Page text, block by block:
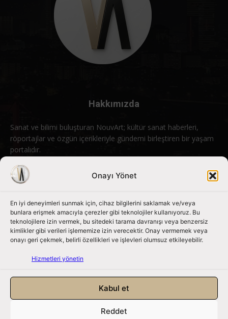
Onayı Yönet
En iyi deneyimleri sunmak için, cihaz bilgilerini saklamak ve/veya
bunlara erişmek amacıyla çerezler gibi teknolojiler kullanıyoruz. Bu
teknolojilere izin vermek, bu sitedeki tarama davranışı veya benzersiz
kimlikler gibi verileri işlememize izin verecektir. Onay vermemek veya
onayı geri çekmek, belirli özellikleri ve işlevleri olumsuz etkileyebilir.
Hizmetleri yönetin
Kabul et
Reddet
Hakkımızda
Sanat ve bilimi buluşturan NouvArt; kültür sanat haberleri,
röportajlar ve özgün içerikleriyle gündemi birleştiren bir yaşam
portalıdır.
Bizimle iletişime geçin: info@nouvart.net
Bizi Takip Edin